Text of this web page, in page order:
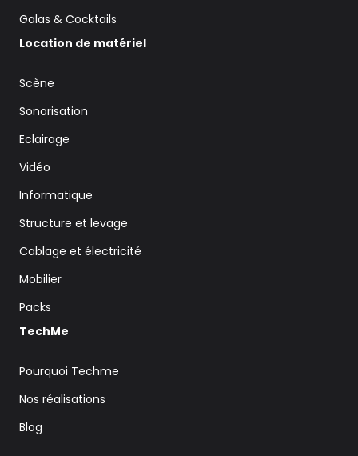
Galas & Cocktails
Location de matériel
Scène
Sonorisation
Eclairage
Vidéo
Informatique
Structure et levage
Cablage et électricité
Mobilier
Packs
TechMe
Pourquoi Techme
Nos réalisations
Blog